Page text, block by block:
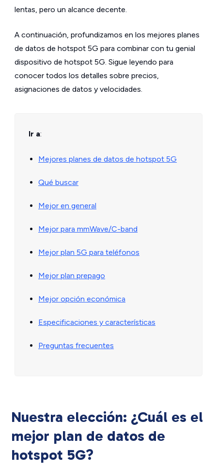
lentas, pero un alcance decente.
A continuación, profundizamos en los mejores planes
de datos de hotspot 5G para combinar con tu genial
dispositivo de hotspot 5G. Sigue leyendo para
conocer todos los detalles sobre precios,
asignaciones de datos y velocidades.
Ir a:
Mejores planes de datos de hotspot 5G
Qué buscar
Mejor en general
Mejor para mmWave/C-band
Mejor plan 5G para teléfonos
Mejor plan prepago
Mejor opción económica
Especificaciones y características
Preguntas frecuentes
Nuestra elección: ¿Cuál es el
mejor plan de datos de
hotspot 5G?